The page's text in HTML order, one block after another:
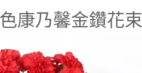
康乃馨金鑽花束